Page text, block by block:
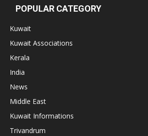
POPULAR CATEGORY
Kuwait
Kuwait Associations
Kerala
India
News
Middle East
Kuwait Informations
Trivandrum